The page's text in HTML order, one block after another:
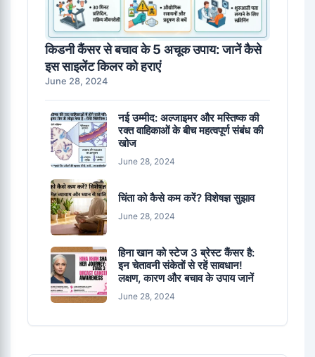
किडनी कैंसर से बचाव के 5 अचूक उपाय: जानें कैसे
इस साइलेंट किलर को हराएं
June 28, 2024
नई उम्मीद: अल्जाइमर और मस्तिष्क की
रक्त वाहिकाओं के बीच महत्वपूर्ण संबंध की
खोज
June 28, 2024
चिंता को कैसे कम करें? विशेषज्ञ सुझाव
June 28, 2024
हिना खान को स्टेज 3 ब्रेस्ट कैंसर है:
इन चेतावनी संकेतों से रहें सावधान!
लक्षण, कारण और बचाव के उपाय जानें
June 28, 2024